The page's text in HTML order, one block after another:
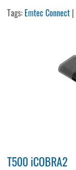
Tags: Emtec Connect |
T500 iCOBRA2